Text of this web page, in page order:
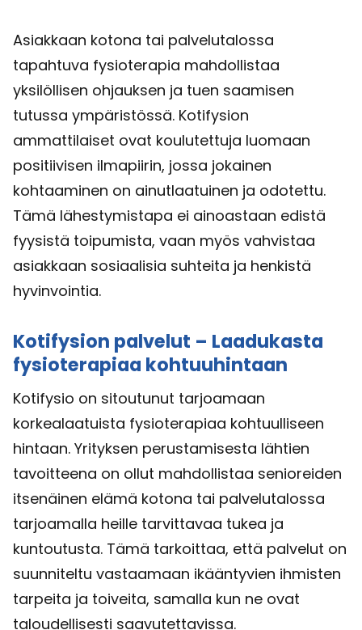
Asiakkaan kotona tai palvelutalossa
tapahtuva fysioterapia mahdollistaa
yksilöllisen ohjauksen ja tuen saamisen
tutussa ympäristössä. Kotifysion
ammattilaiset ovat koulutettuja luomaan
positiivisen ilmapiirin, jossa jokainen
kohtaaminen on ainutlaatuinen ja odotettu.
Tämä lähestymistapa ei ainoastaan edistä
fyysistä toipumista, vaan myös vahvistaa
asiakkaan sosiaalisia suhteita ja henkistä
hyvinvointia.
Kotifysion palvelut – Laadukasta
fysioterapiaa kohtuuhintaan
Kotifysio on sitoutunut tarjoamaan
korkealaatuista fysioterapiaa kohtuulliseen
hintaan. Yrityksen perustamisesta lähtien
tavoitteena on ollut mahdollistaa senioreiden
itsenäinen elämä kotona tai palvelutalossa
tarjoamalla heille tarvittavaa tukea ja
kuntoutusta. Tämä tarkoittaa, että palvelut on
suunniteltu vastaamaan ikääntyvien ihmisten
tarpeita ja toiveita, samalla kun ne ovat
taloudellisesti saavutettavissa.